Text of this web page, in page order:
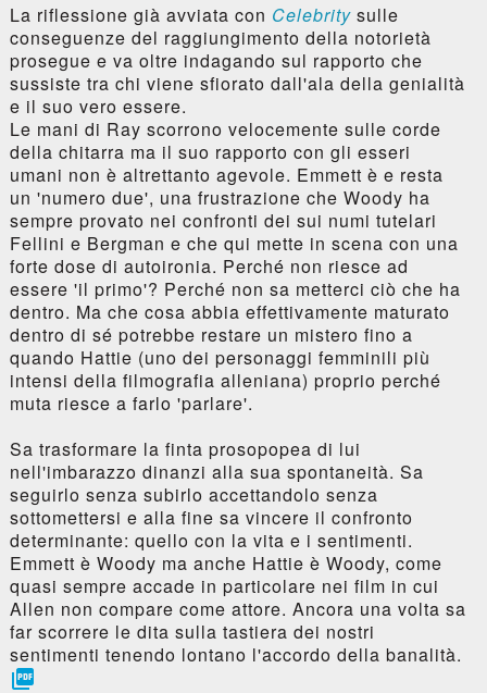
La riflessione già avviata con Celebritysulle
conseguenze del raggiungimento della notorietà
prosegue e va oltre indagando sul rapporto che
sussiste tra chi viene sfiorato dall'ala della genialità
e il suo vero essere.
Le mani di Ray scorrono velocemente sulle corde
della chitarra ma il suo rapporto con gli esseri
umani non è altrettanto agevole. Emmett è e resta
un 'numero due', una frustrazione che Woody ha
sempre provato nei confronti dei sui numi tutelari
Fellini e Bergman e che qui mette in scena con una
forte dose di autoironia. Perché non riesce ad
essere 'il primo'? Perché non sa metterci ciò che ha
dentro. Ma che cosa abbia effettivamente maturato
dentro di sé potrebbe restare un mistero fino a
quando Hattie (uno dei personaggi femminili più
intensi della filmografia alleniana) proprio perché
muta riesce a farlo 'parlare'.
Sa trasformare la finta prosopopea di lui
nell'imbarazzo dinanzi alla sua spontaneità. Sa
seguirlo senza subirlo accettandolo senza
sottomettersi e alla fine sa vincere il confronto
determinante: quello con la vita e i sentimenti.
Emmett è Woody ma anche Hattie è Woody, come
quasi sempre accade in particolare nei film in cui
Allen non compare come attore. Ancora una volta sa
far scorrere le dita sulla tastiera dei nostri
sentimenti tenendo lontano l'accordo della banalità.
